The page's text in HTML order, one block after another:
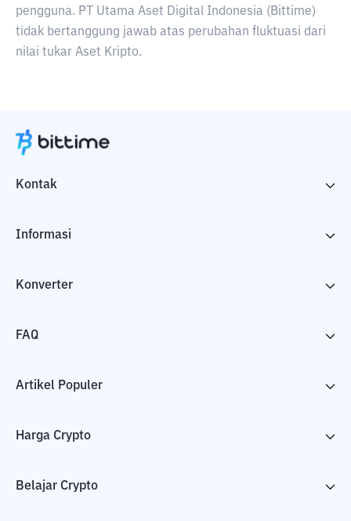
pengguna. PT Utama Aset Digital Indonesia (Bittime)
tidak bertanggung jawab atas perubahan fluktuasi dari
nilai tukar Aset Kripto.
Kontak
Informasi
Konverter
FAQ
Artikel Populer
Harga Crypto
Belajar Crypto